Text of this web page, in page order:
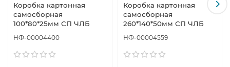
Коробка картонная
самосборная
100*80*25мм СП ЧЛБ
НФ-00004400
Коробка картонная
самосборная
260*140*50мм СП ЧЛБ
НФ-00004559